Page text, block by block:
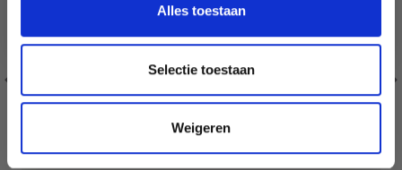
Alles toestaan
Selectie toestaan
Weigeren